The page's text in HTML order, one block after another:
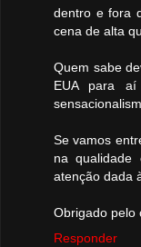
dentro e fora
cena de alta
Quem sabe
EUA para
Se vamos
na
atenção dada
Obrigado pelo
Responder